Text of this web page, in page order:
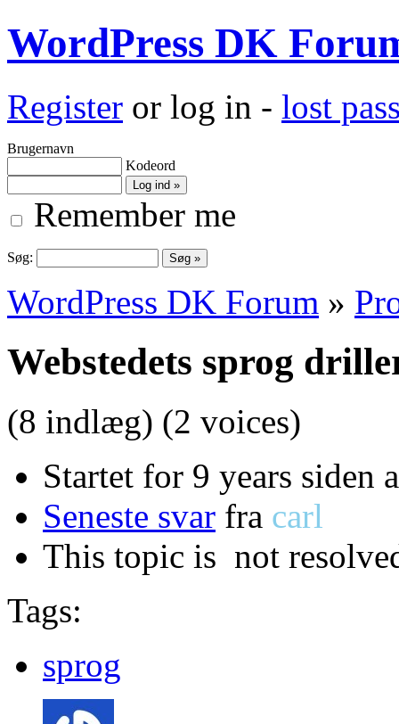
WordPress DK
Register or log in - lost
Brugernavn
Kodeord
Remember me
Søg:
WordPress DK Forum »
Webstedets sprog
(8 indlæg) (2 voices)
Startet for 9 years siden
Seneste svar fra carl
This topic is not
Tags:
sprog